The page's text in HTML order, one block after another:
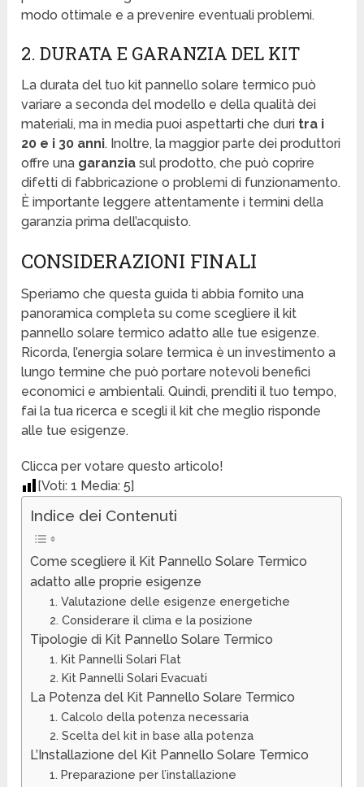
modo ottimale e a prevenire eventuali problemi.
2. DURATA E GARANZIA DEL KIT
La durata del tuo kit pannello solare termico può
variare a seconda del modello e della qualità dei
materiali, ma in media puoi aspettarti che duri tra i
20 e i 30 anni. Inoltre, la maggior parte dei produttori
offre una garanzia sul prodotto, che può coprire
difetti di fabbricazione o problemi di funzionamento.
È importante leggere attentamente i termini della
garanzia prima dell’acquisto.
CONSIDERAZIONI FINALI
Speriamo che questa guida ti abbia fornito una
panoramica completa su come scegliere il kit
pannello solare termico adatto alle tue esigenze.
Ricorda, l’energia solare termica è un investimento a
lungo termine che può portare notevoli benefici
economici e ambientali. Quindi, prenditi il tuo tempo,
fai la tua ricerca e scegli il kit che meglio risponde
alle tue esigenze.
Clicca per votare questo articolo!
[Voti:1 Media:5]
Indice dei Contenuti
Come scegliere il Kit Pannello Solare Termico
adatto alle proprie esigenze
1. Valutazione delle esigenze energetiche
2. Considerare il clima e la posizione
Tipologie di Kit Pannello Solare Termico
1. Kit Pannelli Solari Flat
2. Kit Pannelli Solari Evacuati
La Potenza del Kit Pannello Solare Termico
1. Calcolo della potenza necessaria
2. Scelta del kit in base alla potenza
L’Installazione del Kit Pannello Solare Termico
1. Preparazione per l’installazione